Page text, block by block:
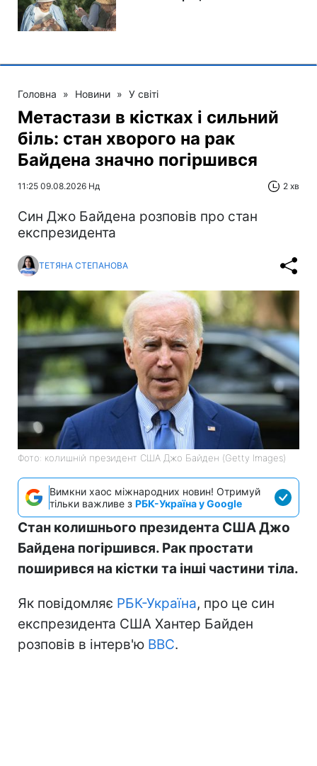
Головна » Новини » У світі
Метастази в кістках і сильний
біль: стан хворого на рак
Байдена значно погіршився
11:25 09.08.2026 Нд 2 хв
Син Джо Байдена розповів про стан
експрезидента
ТЕТЯНА СТЕПАНОВА
Фото: колишній президент США Джо Байден (Getty Images)
Вимкни хаос міжнародних новин! Отримуй
тільки важливе з РБК-Україна у Google
Стан колишнього президента США Джо
Байдена погіршився. Рак простати
поширився на кістки та інші частини тіла.
Як повідомляє РБК-Україна, про це син
експрезидента США Хантер Байден
розповів в інтерв'ю BBC.